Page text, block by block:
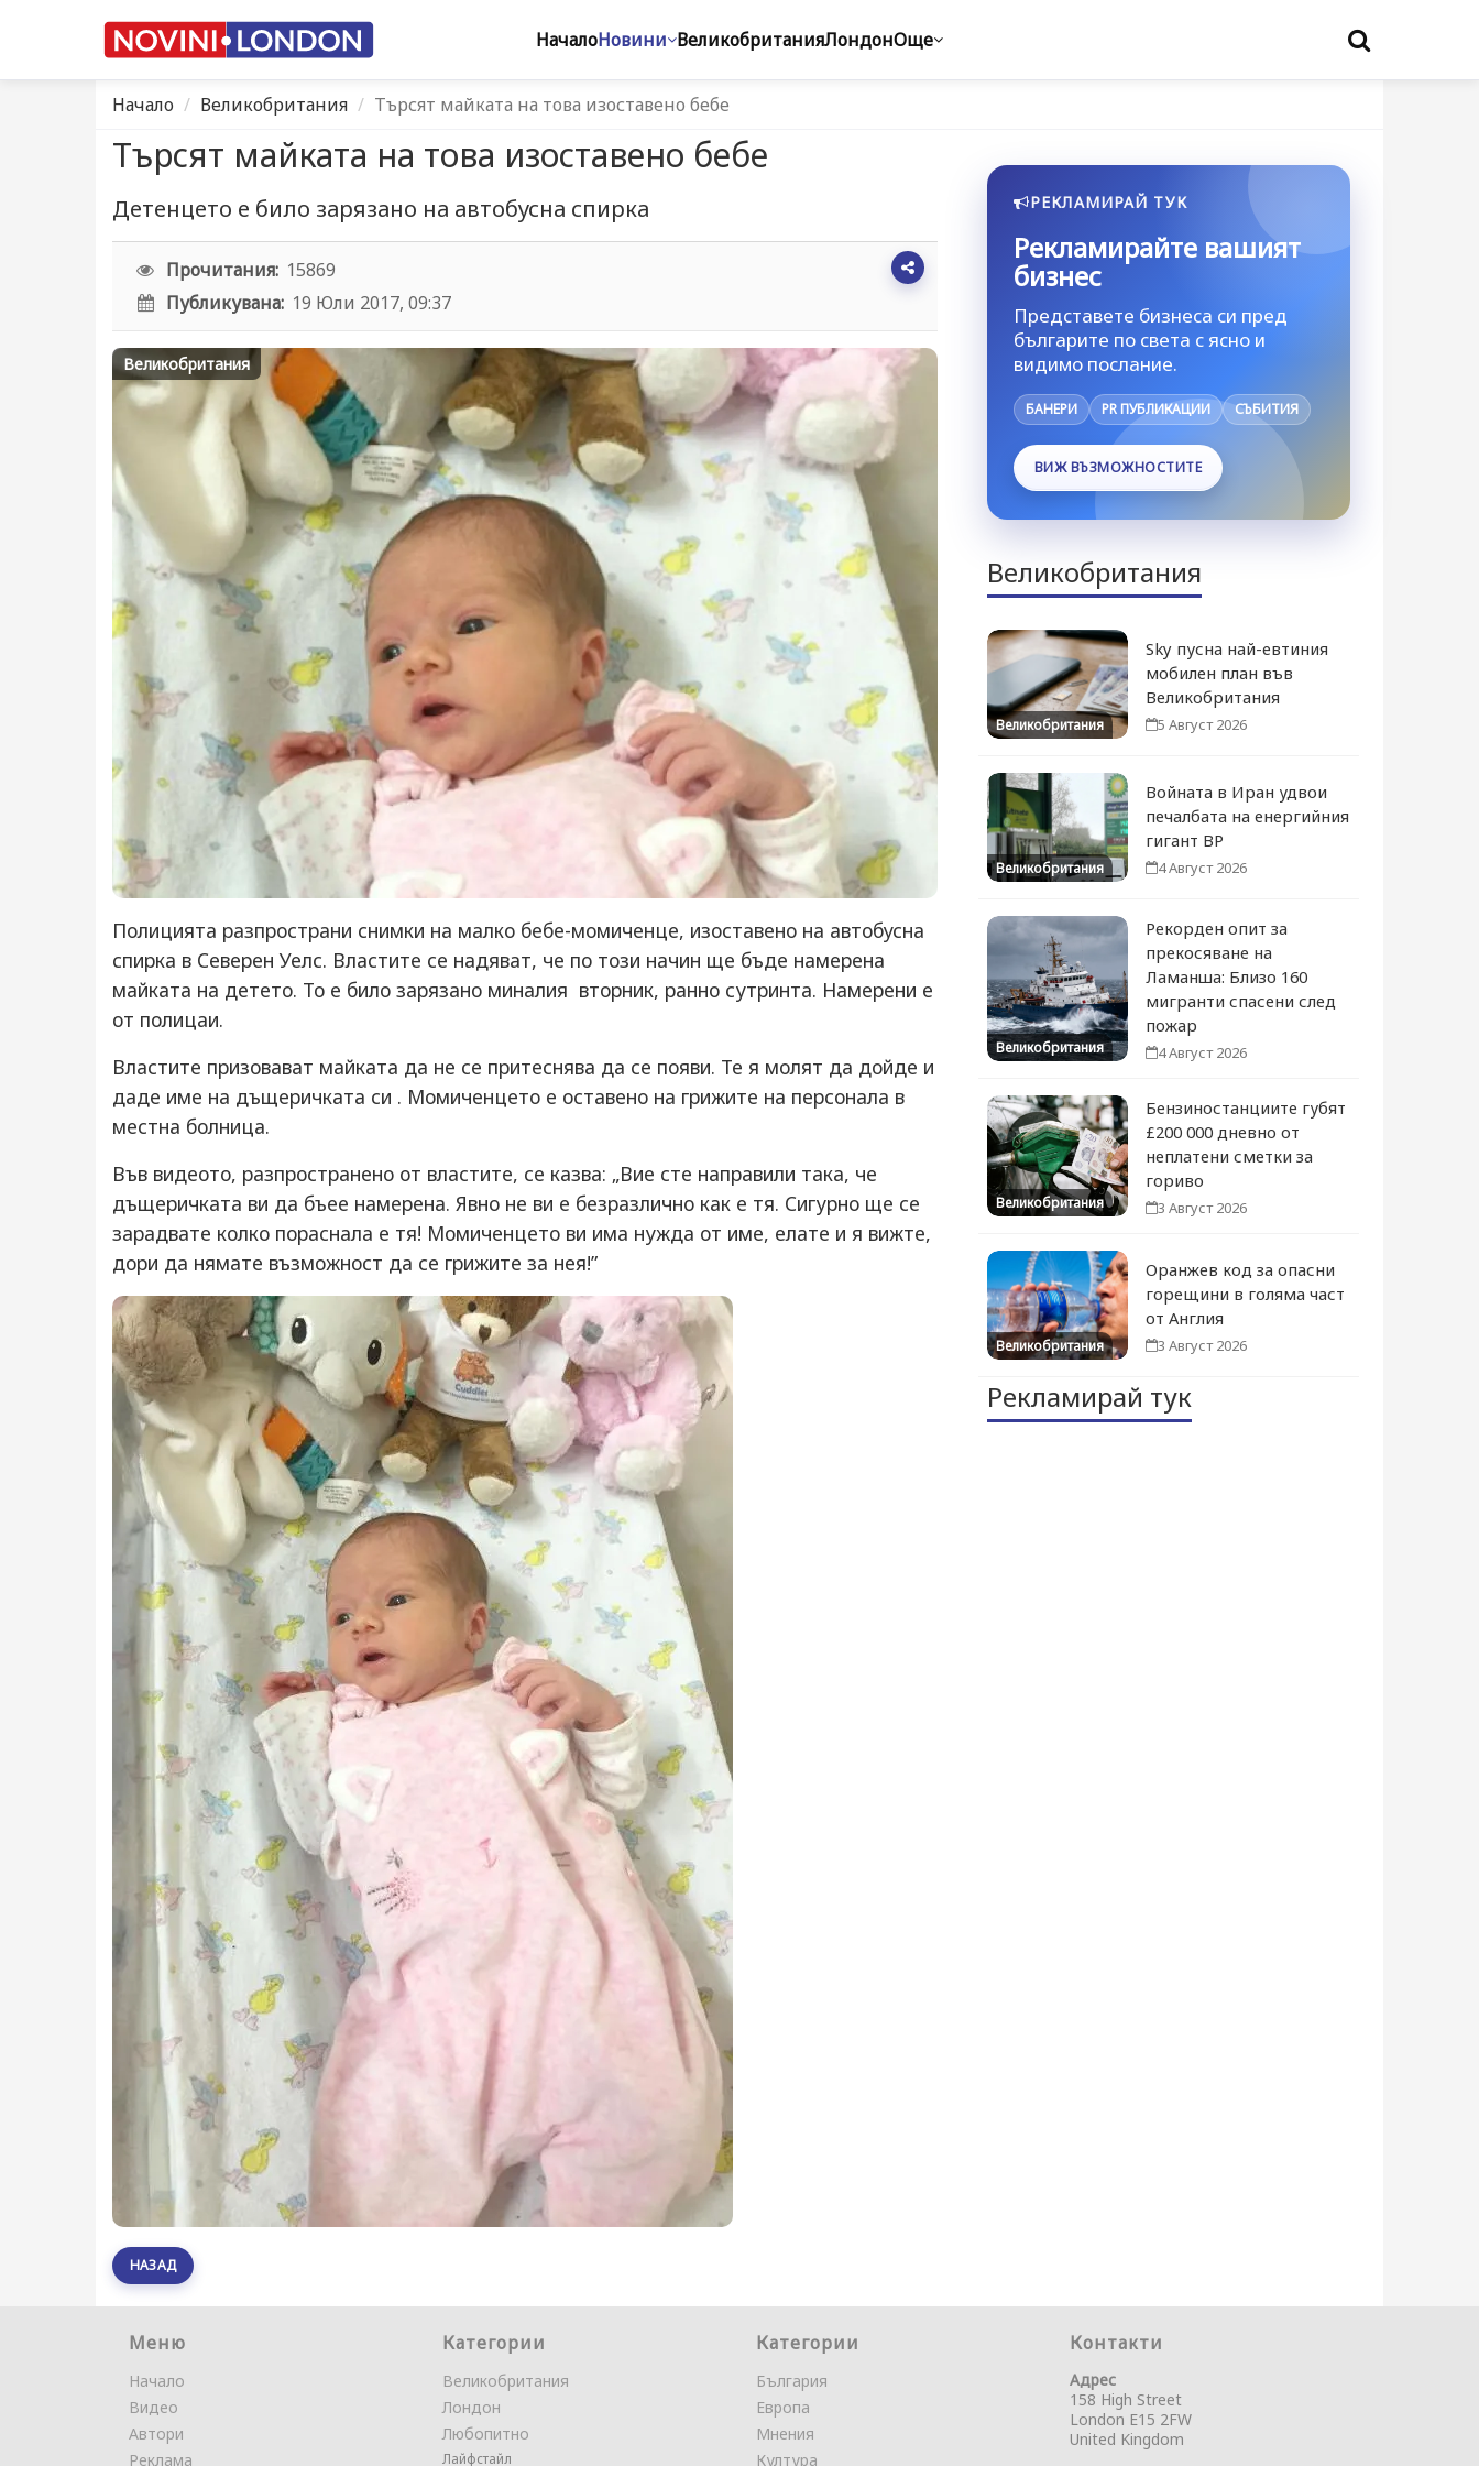
НачалоНовини ВеликобританияЛондонОще
Начало Великобритания Търсят майката на това изоставено бебе
Търсят майката на това изоставено бебе
Детенцето е било зарязано на автобусна спирка
Прочитания: 15869
Публикувана: 19 Юли 2017, 09:37
Великобритания
Полицията разпространи снимки на малко бебе-момиченце, изоставено на автобусна
спирка в Северен Уелс. Властите се надяват, че по този начин ще бъде намерена
майката на детето. То е било зарязано миналия вторник, ранно сутринта. Намерени е
от полицаи.
Властите призовават майката да не се притеснява да се появи. Те я молят да дойде и
даде име на дъщеричката си . Момиченцето е оставено на грижите на персонала в
местна болница.
Във видеото, разпространено от властите, се казва: „Вие сте направили така, че
дъщеричката ви да бъее намерена. Явно не ви е безразлично как е тя. Сигурно ще се
зарадвате колко пораснала е тя! Момиченцето ви има нужда от име, елате и я вижте,
дори да нямате възможност да се грижите за нея!”
НАЗАД
РЕКЛАМИРАЙ ТУК
Рекламирайте вашият
бизнес
Представете бизнеса си пред
българите по света с ясно и
видимо послание.
БАНЕРИ PR ПУБЛИКАЦИИ СЪБИТИЯ
ВИЖ ВЪЗМОЖНОСТИТЕ
Великобритания
Великобритания
Sky пусна най-евтиния
мобилен план във
Великобритания
5 Август 2026
Великобритания
Войната в Иран удвои
печалбата на енергийния
гигант BP
4 Август 2026
Великобритания
Рекорден опит за
прекосяване на
Ламанша: Близо 160
мигранти спасени след
пожар
4 Август 2026
Великобритания
Бензиностанциите губят
£200 000 дневно от
неплатени сметки за
гориво
3 Август 2026
Великобритания
Оранжев код за опасни
горещини в голяма част
от Англия
3 Август 2026
Рекламирай тук
Меню
Начало
Видео
Автори
Реклама
Категории
Великобритания
Лондон
Любопитно
Лайфстайл
Категории
България
Европа
Мнения
Култура
Контакти
Адрес
158 High Street
London E15 2FW
United Kingdom